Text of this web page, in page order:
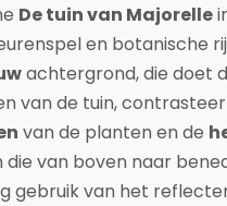
De tuin van Majorelle
en botanische
achtergrond, die doet
van de tuin,
van de planten en de
van boven naar
gebruik van het